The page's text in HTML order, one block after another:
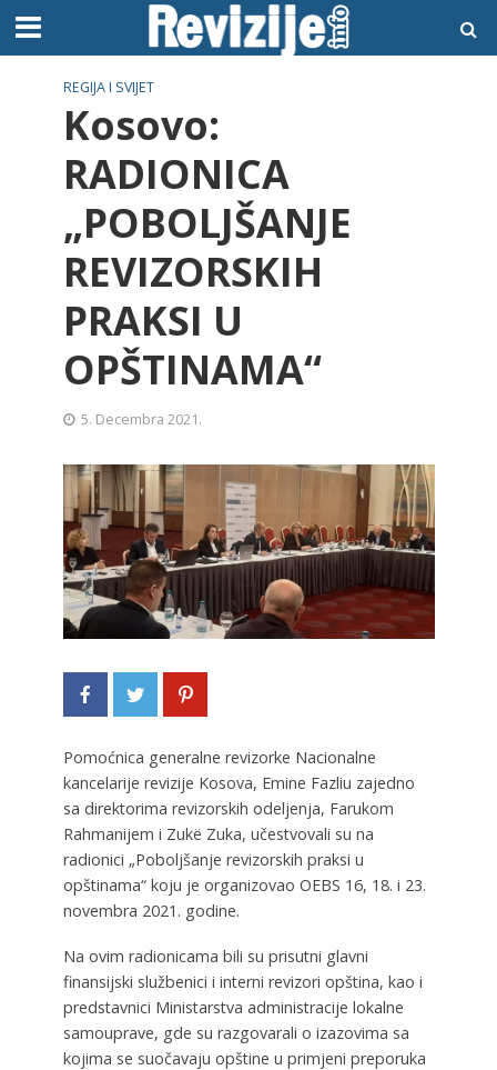
REGIJA I SVIJET
Kosovo:
RADIONICA
„POBOLJŠANJE
REVIZORSKIH
PRAKSI U
OPŠTINAMA“
5. Decembra 2021.
Pomoćnica generalne revizorke Nacionalne
kancelarije revizije Kosova, Emine Fazliu zajedno
sa direktorima revizorskih odeljenja, Farukom
Rahmanijem i Zukë Zuka, učestvovali su na
radionici „Poboljšanje revizorskih praksi u
opštinama“ koju je organizovao OEBS 16, 18. i 23.
novembra 2021. godine.
Na ovim radionicama bili su prisutni glavni
finansijski službenici i interni revizori opština, kao i
predstavnici Ministarstva administracije lokalne
samouprave, gde su razgovarali o izazovima sa
kojima se suočavaju opštine u primjeni preporuka